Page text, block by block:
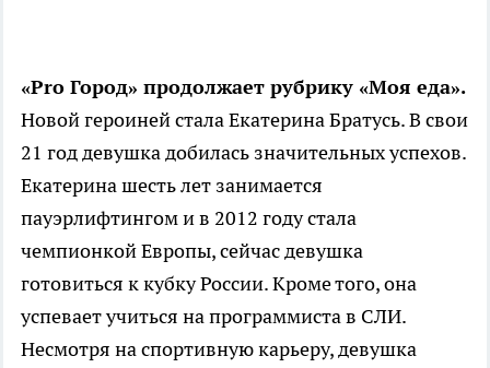
«Pro Город» продолжает рубрику «Моя еда».
Новой героиней стала Екатерина Братусь. В свои
21 год девушка добилась значительных успехов.
Екатерина шесть лет занимается
пауэрлифтингом и в 2012 году стала
чемпионкой Европы, сейчас девушка
готовиться к кубку России. Кроме того, она
успевает учиться на программиста в СЛИ.
Несмотря на спортивную карьеру, девушка